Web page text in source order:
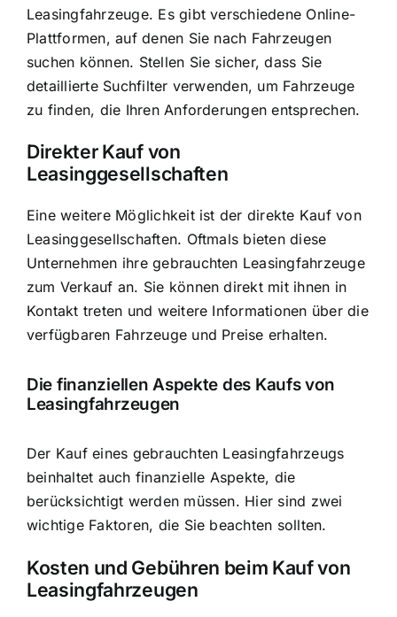
Leasingfahrzeuge. Es gibt verschiedene Online-
Plattformen, auf denen Sie nach Fahrzeugen
suchen können. Stellen Sie sicher, dass Sie
detaillierte Suchfilter verwenden, um Fahrzeuge
zu finden, die Ihren Anforderungen entsprechen.
Direkter Kauf von
Leasinggesellschaften
Eine weitere Möglichkeit ist der direkte Kauf von
Leasinggesellschaften. Oftmals bieten diese
Unternehmen ihre gebrauchten Leasingfahrzeuge
zum Verkauf an. Sie können direkt mit ihnen in
Kontakt treten und weitere Informationen über die
verfügbaren Fahrzeuge und Preise erhalten.
Die finanziellen Aspekte des Kaufs von
Leasingfahrzeugen
Der Kauf eines gebrauchten Leasingfahrzeugs
beinhaltet auch finanzielle Aspekte, die
berücksichtigt werden müssen. Hier sind zwei
wichtige Faktoren, die Sie beachten sollten.
Kosten und Gebühren beim Kauf von
Leasingfahrzeugen